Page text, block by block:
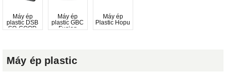
Máy ép
plastic DSB
SO-GOOD
Máy ép
plastic GBC
Fusion
Máy ép
Plastic Hopu
Máy ép plastic